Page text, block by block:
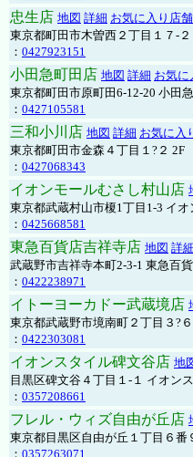
忠生店 地図 詳細 お気に入り店
東京都町田市木曽西２丁目１７-２
： 0427923151
小田急町田店 地図 詳細 お気に
東京都町田市原町田6-12-20 小田
： 0427105581
三和小川店 地図 詳細 お気に入
東京都町田市金森４丁目１?２ 2F
： 0427068343
イオンモールむさし村山店
東京都武蔵村山市榎1丁目1-3 イ
： 0425668581
東急百貨店吉祥寺店 地図 詳細
武蔵野市吉祥寺本町2-3-1 東急百
： 0422238971
イトーヨーカドー武蔵境店
東京都武蔵野市境南町２丁目３?
： 0422303081
イオンスタイル碑文谷店 地
目黒区碑文谷４丁目１-１ イオン
： 0357208661
フレル・ウィズ自由が丘店
東京都目黒区自由が丘１丁目６番
： 0357263071